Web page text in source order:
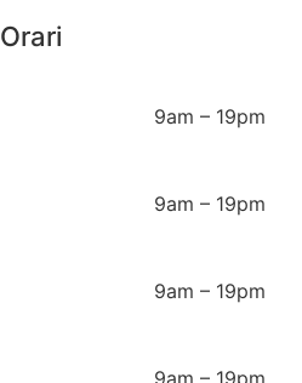
Orari
9am – 19pm
9am – 19pm
9am – 19pm